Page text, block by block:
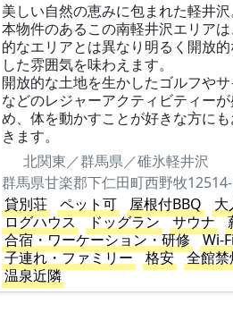
美しい自然の恵みに包まれた軽井沢
本物件のあるこの南軽井沢エリア
的なエリアとは異なり明るく開放
した雰囲気を味わえます。
開放的な土地を生かしたゴルフや
などのレジャーアクティビティー
め、体を動かすことが好きな方に
きます。
北関東／群馬県／碓氷軽井沢
貸別荘
ペット可 屋根付BBQ
大
ログハウス
ドッグラン サウナ
合宿・ワーケーション・研修
Wi-
子連れ・ファミリー
格安
全館禁
温泉近隣